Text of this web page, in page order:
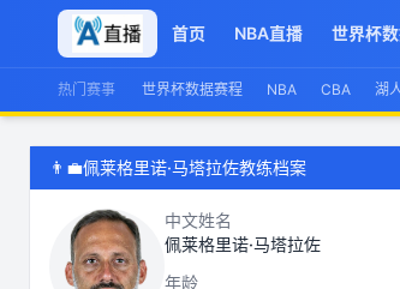
首页 NBA直播 世界杯
热门赛事 世界杯数据赛程 NBA CBA 湖
👨‍💼佩莱格里诺·马塔拉佐教练档案
中文姓名
佩莱格里诺·马塔拉佐
年龄